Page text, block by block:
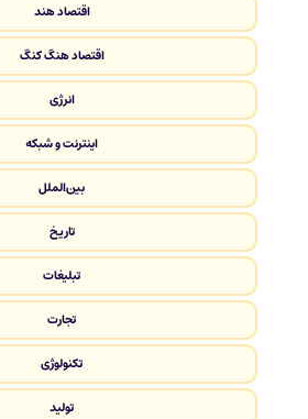
اقتصاد هند
اقتصاد هنگ کنگ
انرژی
اینترنت و شبکه
بین‌الملل
تاریخ
تبلیغات
تجارت
تکنولوژی
تولید